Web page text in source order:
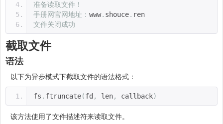
准备读取文件！
手册网官网地址： www. shouce. ren
文件关闭成功
截取文件
语法
以下为异步模式下截取文件的语法格式：
fs . ftruncate(fd , len, callback)
该方法使用了文件描述符来读取文件。